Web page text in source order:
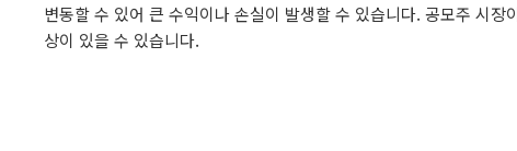
변동할 수 있어 큰 수익이나 손실이 발생할 수 있습니다. 공모주 시
상이 있을 수 있습니다.